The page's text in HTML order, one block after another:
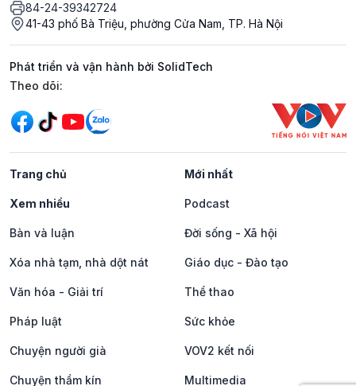
84-24-39342724
41-43 phố Bà Triệu, phường Cửa Nam, TP. Hà Nội
Phát triển và vận hành bởi SolidTech
Mạng xã hội
Theo dõi:
Trang chủ Mới nhất
Xem nhiều Podcast
Bàn và luận Đời sống - Xã hội
Xóa nhà tạm, nhà dột nát Giáo dục - Đào tạo
Văn hóa - Giải trí Thể thao
Pháp luật Sức khỏe
Chuyện người già VOV2 kết nối
Chuyện thầm kín Multimedia